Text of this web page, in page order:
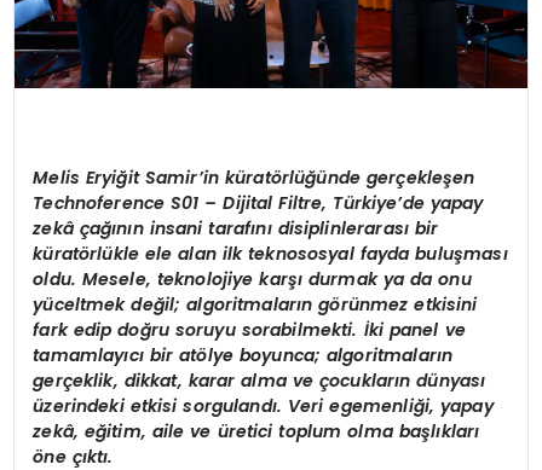
Melis Eryiğit Samir’in küratörlüğünde gerçekleşen
Technoference S01 – Dijital Filtre, Türkiye’de yapay
zekâ çağının insani tarafını disiplinlerarası bir
küratörlükle ele alan ilk teknososyal fayda buluşması
oldu. Mesele, teknolojiye karşı durmak ya da onu
yüceltmek değil; algoritmaların görünmez etkisini
fark edip doğru soruyu sorabilmekti. İki panel ve
tamamlayıcı bir atölye boyunca; algoritmaların
gerçeklik, dikkat, karar alma ve çocukların dünyası
üzerindeki etkisi sorgulandı. Veri egemenliği, yapay
zekâ, eğitim, aile ve üretici toplum olma başlıkları
öne çıktı.